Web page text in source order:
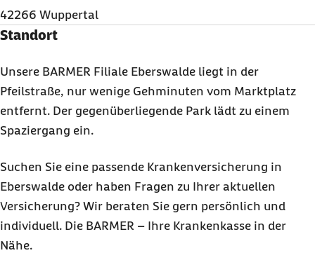
42266 Wuppertal
Standort
Unsere BARMER Filiale Eberswalde liegt in der
Pfeilstraße, nur wenige Gehminuten vom Marktplatz
entfernt. Der gegenüberliegende Park lädt zu einem
Spaziergang ein.
Suchen Sie eine passende Krankenversicherung in
Eberswalde oder haben Fragen zu Ihrer aktuellen
Versicherung? Wir beraten Sie gern persönlich und
individuell. Die BARMER – Ihre Krankenkasse in der
Nähe.